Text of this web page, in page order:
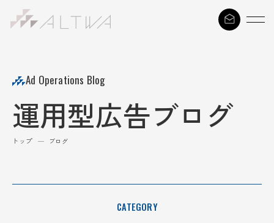
Ad Operations Blog
運用型広告ブログ
トップ — ブログ
CATEGORY